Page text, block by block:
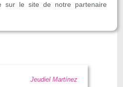
sur le site de notre partenaire
Jeudiel Martínez